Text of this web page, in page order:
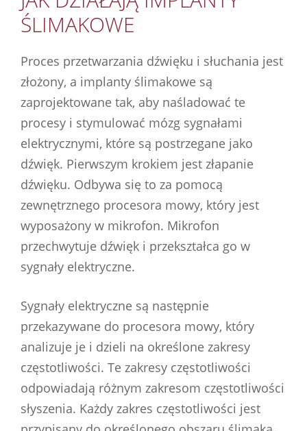
ŚLIMAKOWE
Proces przetwarzania dźwięku i słuchania jest
złożony, a implanty ślimakowe są
zaprojektowane tak, aby naśladować te
procesy i stymulować mózg sygnałami
elektrycznymi, które są postrzegane jako
dźwięk. Pierwszym krokiem jest złapanie
dźwięku. Odbywa się to za pomocą
zewnętrznego procesora mowy, który jest
wyposażony w mikrofon. Mikrofon
przechwytuje dźwięk i przekształca go w
sygnały elektryczne.
Sygnały elektryczne są następnie
przekazywane do procesora mowy, który
analizuje je i dzieli na określone zakresy
częstotliwości. Te zakresy częstotliwości
odpowiadają różnym zakresom częstotliwości
słyszenia. Każdy zakres częstotliwości jest